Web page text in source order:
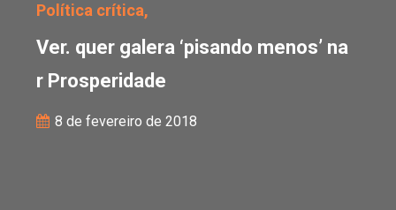
Política crítica,
Ver. quer galera ‘pisando menos’ na
r Prosperidade
8 de fevereiro de 2018